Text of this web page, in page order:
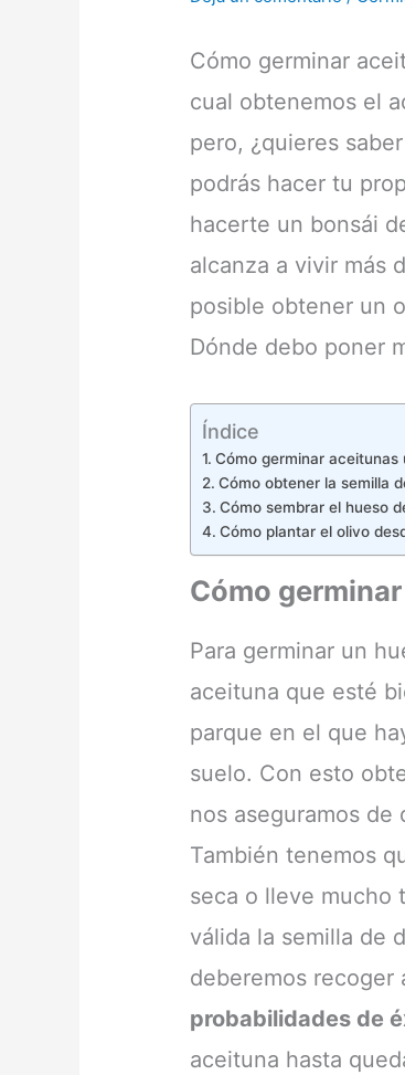
Cómo germinar
cual obtenemos el
pero, ¿quieres
podrás hacer tu
hacerte un bonsái
alcanza a vivir más
posible obtener un
Dónde debo poner
Índice
Cómo germinar aceitunas
Cómo obtener la semilla
Cómo sembrar el hueso
Cómo plantar el olivo
Cómo
Para germinar un
aceituna que esté
parque en el que
suelo. Con esto
nos aseguramos
También tenemos
seca o lleve mucho
válida la semilla de
deberemos recoger
probabilidades de
aceituna hasta